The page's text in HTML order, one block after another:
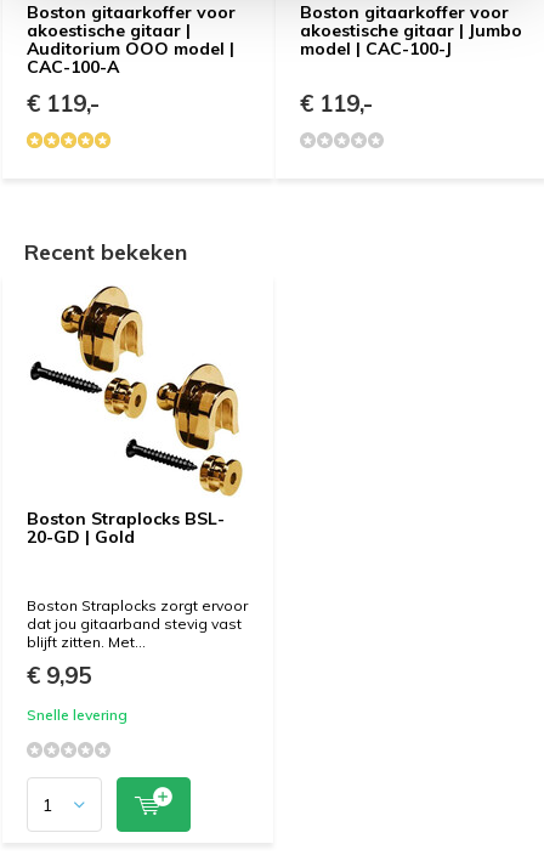
Boston gitaarkoffer voor
akoestische gitaar |
Auditorium OOO model |
CAC-100-A
€ 119,-
Boston gitaarkoffer voor
akoestische gitaar | Jumbo
model | CAC-100-J
€ 119,-
Recent bekeken
Boston Straplocks BSL-
20-GD | Gold
Boston Straplocks zorgt ervoor
dat jou gitaarband stevig vast
blijft zitten. Met...
€ 9,95
Snelle levering